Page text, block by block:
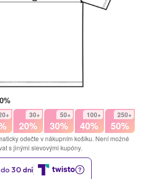
30+
20%
50+
30%
100+
40%
250+
50%
odečte v nákupním košíku. Není možné
s jinými slevovými kupóny.